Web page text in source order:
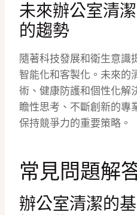
未來辦公室清
的趨勢
隨著科技發展和衛生意識
智能化和客製化。未來的
術、健康防護和個性化解
瞻性思考、不斷創新的專
保持競爭力的重要策略。
常見問題解
辦公室清潔的